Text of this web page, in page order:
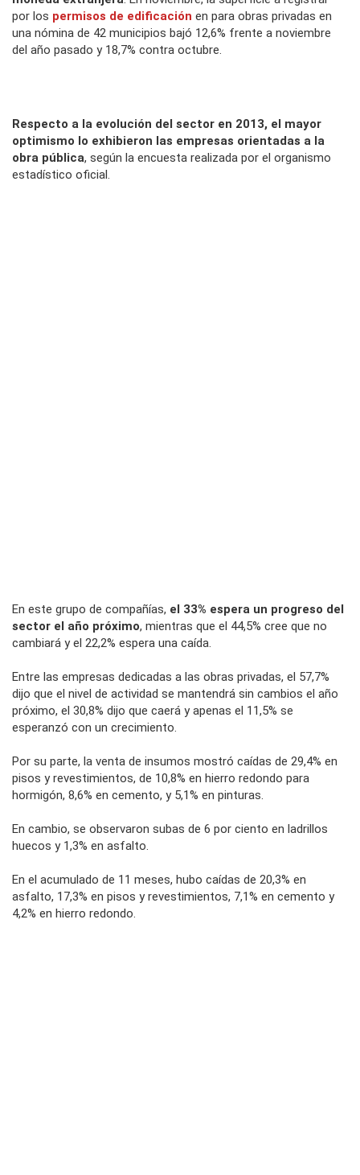
por los permisos de edificación en para obras privadas en
una nómina de 42 municipios bajó 12,6% frente a noviembre
del año pasado y 18,7% contra octubre.
Respecto a la evolución del sector en 2013, el mayor
optimismo lo exhibieron las empresas orientadas a la
obra pública, según la encuesta realizada por el organismo
estadístico oficial.
En este grupo de compañías, el 33% espera un progreso del
sector el año próximo, mientras que el 44,5% cree que no
cambiará y el 22,2% espera una caída.
Entre las empresas dedicadas a las obras privadas, el 57,7%
dijo que el nivel de actividad se mantendrá sin cambios el año
próximo, el 30,8% dijo que caerá y apenas el 11,5% se
esperanzó con un crecimiento.
Por su parte, la venta de insumos mostró caídas de 29,4% en
pisos y revestimientos, de 10,8% en hierro redondo para
hormigón, 8,6% en cemento, y 5,1% en pinturas.
En cambio, se observaron subas de 6 por ciento en ladrillos
huecos y 1,3% en asfalto.
En el acumulado de 11 meses, hubo caídas de 20,3% en
asfalto, 17,3% en pisos y revestimientos, 7,1% en cemento y
4,2% en hierro redondo.